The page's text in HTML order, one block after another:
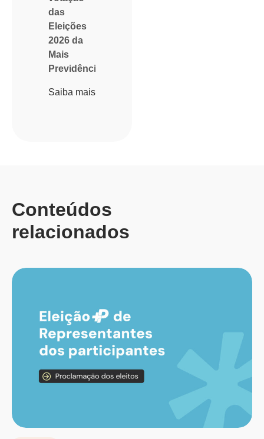
das
Eleições
2026 da
Mais
Previdência
Saiba mais
Conteúdos
relacionados